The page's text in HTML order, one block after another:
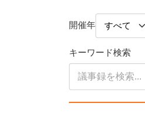
開催年
キーワード検索